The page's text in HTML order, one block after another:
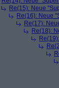
Re(15): Neue
Re(16): Neue
Re(17):
Re(18):